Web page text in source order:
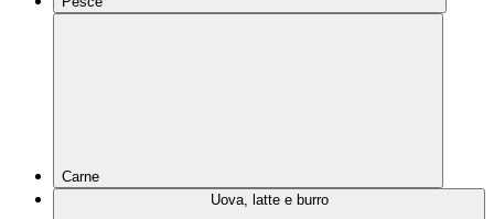
Carne
Uova, latte e burro